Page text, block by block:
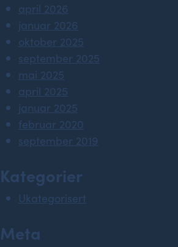
april 2026
januar 2026
oktober 2025
september 2025
mai 2025
april 2025
januar 2025
februar 2020
september 2019
Kategorier
Ukategorisert
Meta